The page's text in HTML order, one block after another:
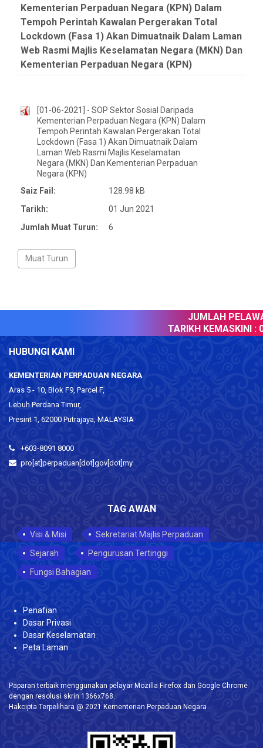
Kementerian Perpaduan Negara (KPN) Dalam
Tempoh Perintah Kawalan Pergerakan Total
Lockdown (Fasa 1) Akan Dimuatnaik Dalam Laman
Web Rasmi Majlis Keselamatan Negara (MKN) Dan
Kementerian Perpaduan Negara (KPN)
[01-06-2021] - SOP Sektor Sosial Daripada
Kementerian Perpaduan Negara (KPN) Dalam
Tempoh Perintah Kawalan Pergerakan Total
Lockdown (Fasa 1) Akan Dimuatnaik Dalam
Laman Web Rasmi Majlis Keselamatan
Negara (MKN) Dan Kementerian Perpaduan
Negara (KPN)
Saiz Fail:
128.98 kB
Tarikh:
01 Jun 2021
Jumlah Muat Turun:
6
JUMLAH
TARIKH KEMASKINI :
HUBUNGI KAMI
KEMENTERIAN PERPADUAN NEGARA
Aras 5 - 10, Blok F9, Parcel F,
Lebuh Perdana Timur,
Presint 1, 62000 Putrajaya, MALAYSIA
+603-8091 8000
pro[at]perpaduan[dot]gov[dot]my
TAG AWAN
Visi & Misi
Sekretariat Majlis Perpaduan
Sejarah
Pengurusan Tertinggi
Fungsi Bahagian
Penafian
Dasar Privasi
Dasar Keselamatan
Peta Laman
Paparan terbaik menggunakan pelayar Mozilla Firefox dan Google Chrome
dengan resolusi skrin 1366x768.
Hakcipta Terpelihara @ 2021 Kementerian Perpaduan Negara